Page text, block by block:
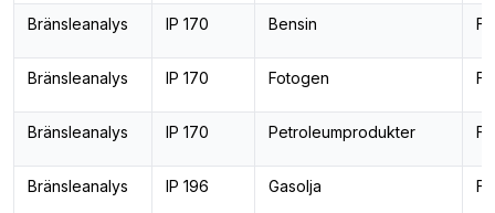
Bränsleanalys IP 170 Bensin
Bränsleanalys IP 170 Fotogen
Bränsleanalys IP 170 Petroleumprodukter
Bränsleanalys IP 196 Gasolja